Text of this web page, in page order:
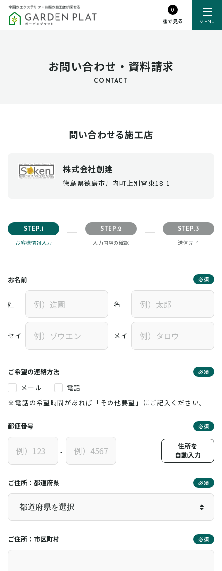
MENU
全国のエクステリア・お庭の施工店が探せる
0
後で見る
お問い合わせ・資料請求
CONTACT
問い合わせる施工店
株式会社創建
徳島県徳島市川内町上別宮東18-1
STEP.1
お客様情報入力
STEP.2
入力内容の確認
STEP.3
送信完了
お名前 必須
姓 名
セイ メイ
ご希望の連絡方法 必須
メール
電話
※電話の希望時間があれば「その他要望」にご記入ください。
郵便番号 必須
-
住所を
自動入力
ご住所：都道府県 必須
ご住所：市区町村 必須